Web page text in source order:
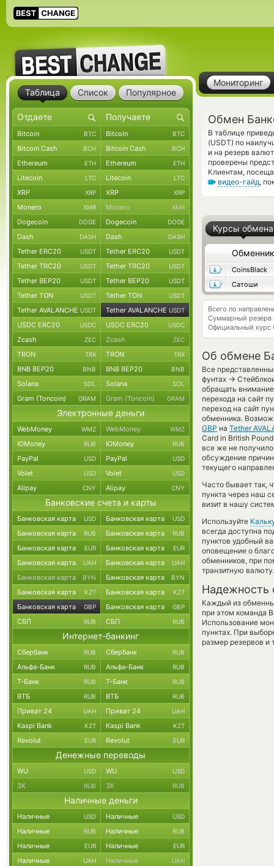
Мониторинг
Обмен
В таблице
(USDT) по
и на резерв
проверены
Клиентам,
видео-гайд,
Курсы обмена
Обменник
CoinsBlack
Сатоши
Всего по
Суммарный резерв
Официальный курс
Об обмене
Все
фунтах →
обращать
перехода на сайт
переход на сайт
обменника.
GBP на Tether
Card in British
все же не
обсуждение
текущего
Часто бывает так,
пункта через наш
визит в нашу
Используйте
всегда доступна
пунктов удобный
оповещение о
обменников, при
транзитную валюту.
Надежность
Каждый из
при этом команда
Использование
пунктах. При
размер резервов и
Таблица Список Популярное
Bitcoin BTC Bitcoin BTC
Bitcoin Cash BCH Bitcoin Cash BCH
Ethereum ETH Ethereum ETH
Litecoin LTC Litecoin LTC
XRP XRP XRP XRP
Monero XMR Monero XMR
Dogecoin DOGE Dogecoin DOGE
Dash DASH Dash DASH
Tether ERC20 USDT Tether ERC20 USDT
Tether TRC20 USDT Tether TRC20 USDT
Tether BEP20 USDT Tether BEP20 USDT
Tether TON USDT Tether TON USDT
Tether AVALANCHE USDT Tether AVALANCHE USDT
USDC ERC20 USDC USDC ERC20 USDC
Zcash ZEC Zcash ZEC
TRON TRX TRON TRX
BNB BEP20 BNB BNB BEP20 BNB
Solana SOL Solana SOL
Gram (Toncoin) GRAM Gram (Toncoin) GRAM
Электронные деньги
WebMoney WMZ WebMoney WMZ
ЮMoney RUB ЮMoney RUB
PayPal USD PayPal USD
Volet USD Volet USD
Alipay CNY Alipay CNY
Банковские счета и карты
Банковская карта USD Банковская карта USD
Банковская карта RUB Банковская карта RUB
Банковская карта EUR Банковская карта EUR
Банковская карта UAH Банковская карта UAH
Банковская карта BYN Банковская карта BYN
Банковская карта KZT Банковская карта KZT
Банковская карта GBP Банковская карта GBP
СБП RUB СБП RUB
Интернет-банкинг
Сбербанк RUB Сбербанк RUB
Альфа-Банк RUB Альфа-Банк RUB
Т-Банк RUB Т-Банк RUB
ВТБ RUB ВТБ RUB
Приват 24 UAH Приват 24 UAH
Kaspi Bank KZT Kaspi Bank KZT
Revolut EUR Revolut EUR
Денежные переводы
WU USD WU USD
ЗК RUB ЗК RUB
Наличные деньги
Наличные USD Наличные USD
Наличные RUB Наличные RUB
Наличные EUR Наличные EUR
Наличные UAH Наличные UAH